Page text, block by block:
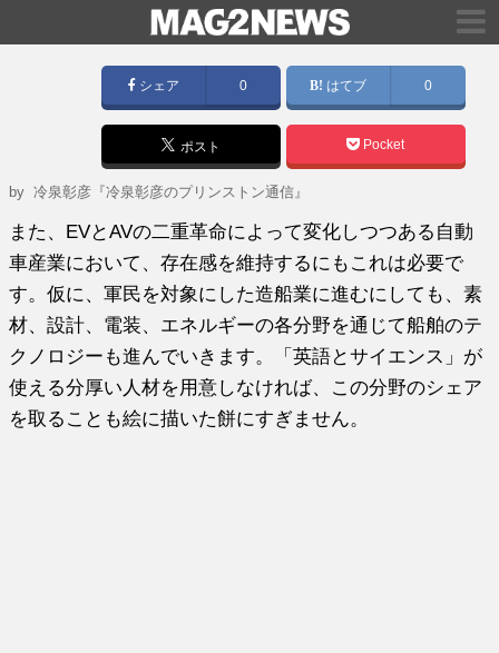
シェア 0 はてブ 0
ポスト Pocket
by冷泉彰彦『冷泉彰彦のプリンストン通信』
また、EVとAVの二重革命によって変化しつつある自動
車産業において、存在感を維持するにもこれは必要で
す。仮に、軍民を対象にした造船業に進むにしても、素
材、設計、電装、エネルギーの各分野を通じて船舶のテ
クノロジーも進んでいきます。「英語とサイエンス」が
使える分厚い人材を用意しなければ、この分野のシェア
を取ることも絵に描いた餅にすぎません。